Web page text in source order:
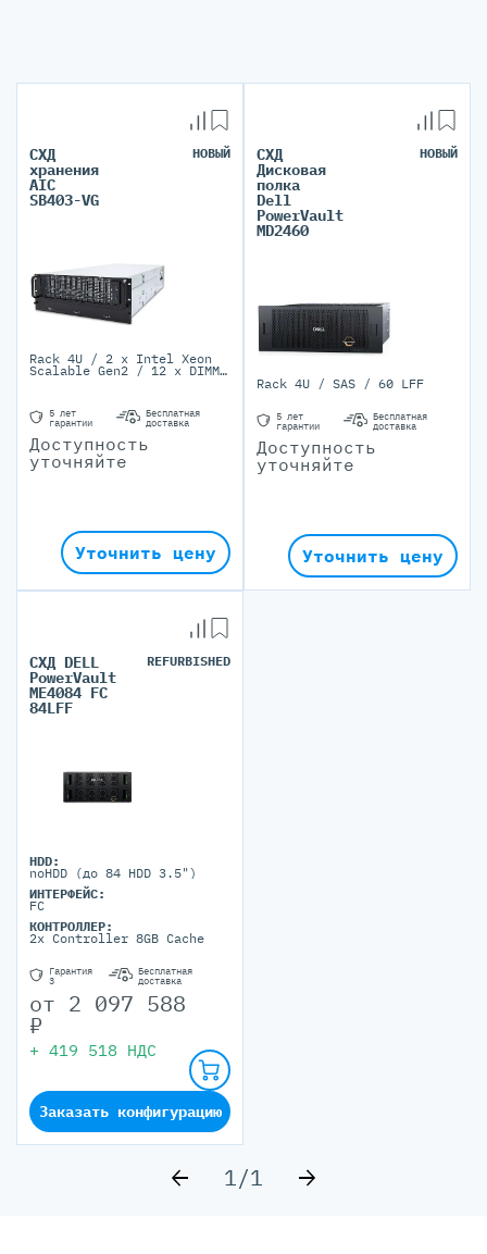
СХД
хранения
AIC
SB403-VG
НОВЫЙ
Rack 4U / 2 x Intel Xeon
Scalable Gen2 / 12 x DIMM,
5 лет
гарантии
Бесплатная
доставка
Доступность
уточняйте
Уточнить цену
СХД
Дисковая
полка
Dell
PowerVault
MD2460
НОВЫЙ
Rack 4U / SAS / 60 LFF
5 лет
гарантии
Бесплатная
доставка
Доступность
уточняйте
Уточнить цену
СХД DELL
PowerVault
ME4084 FC
84LFF
REFURBISHED
HDD:
noHDD (до 84 HDD 3.5")
ИНТЕРФЕЙС:
FC
КОНТРОЛЛЕР:
2x Controller 8GB Cache
Гарантия
3
Бесплатная
доставка
от 2 097 588
₽
+ 419 518 НДС
Заказать конфигурацию
1/1